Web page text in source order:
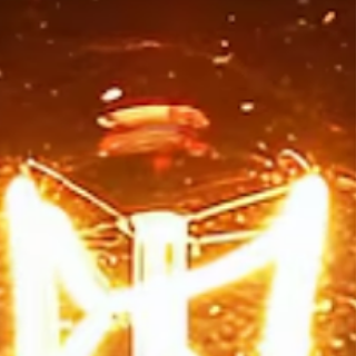
Energia Elétrica (Abradee) acenderam o alerta:
furto de energia custa mais de R$ 7 bilhões por
ano aos consumidores. Apenas no último ano,
foram registradas mais de 25 mil ocorrências
fraudes e "gatos" na rede elé